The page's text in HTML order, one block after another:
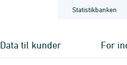
Statistikbanken
Data til kunder For